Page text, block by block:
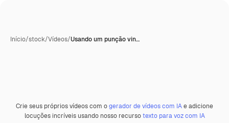
Início/stock/Vídeos/Usando um punção vin…
Premium
Crie seus próprios vídeos com ogerador de vídeos com IAe adicione
locuções incríveis usando nosso recursotexto para voz com IA